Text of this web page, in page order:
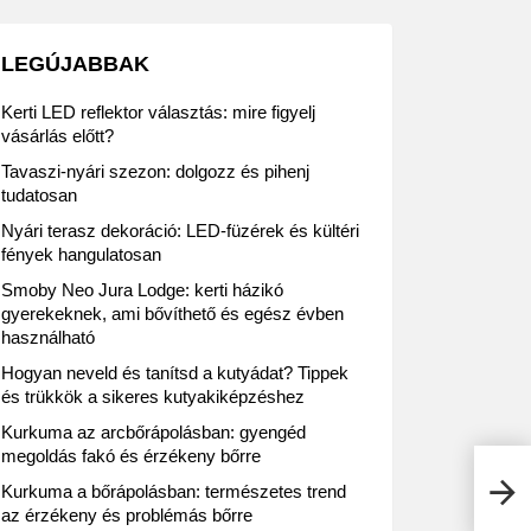
LEGÚJABBAK
Kerti LED reflektor választás: mire figyelj
vásárlás előtt?
Tavaszi-nyári szezon: dolgozz és pihenj
tudatosan
Nyári terasz dekoráció: LED-füzérek és kültéri
fények hangulatosan
Smoby Neo Jura Lodge: kerti házikó
gyerekeknek, ami bővíthető és egész évben
használható
Hogyan neveld és tanítsd a kutyádat? Tippek
és trükkök a sikeres kutyakiképzéshez
Kurkuma az arcbőrápolásban: gyengéd
megoldás fakó és érzékeny bőrre
Kurkuma a bőrápolásban: természetes trend
az érzékeny és problémás bőrre